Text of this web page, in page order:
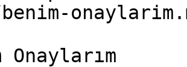
Onaylarım